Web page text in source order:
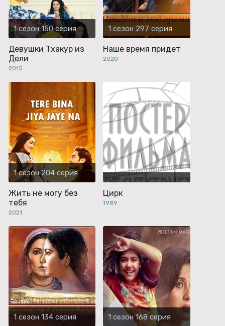
1 сезон 150 серия
Девушки Тхакур из
Дели
2015
1 сезон 297 серия
Наше время придет
2020
1 сезон 204 серия
Жить не могу без
тебя
2021
Цирк
1989
1 сезон 134 серия 1 сезон 168 серия